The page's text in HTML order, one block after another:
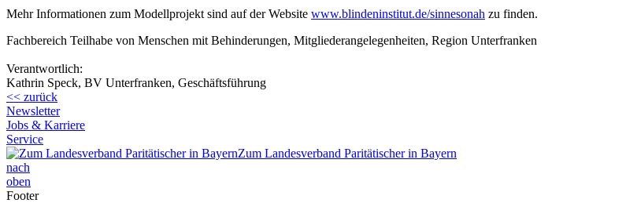
Mehr Informationen zum Modellprojekt sind auf der Website www.blindeninstitut.de/sinnesonah zu finden.
Fachbereich Teilhabe von Menschen mit Behinderungen, Mitgliederangelegenheiten, Region Unterfranken
Verantwortlich:
Kathrin Speck, BV Unterfranken, Geschäftsführung
<< zurück
Newsletter
Jobs & Karriere
Service
Zum Landesverband Paritätischer in Bayern
nach
oben
Footer